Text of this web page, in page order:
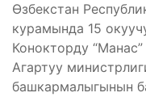
Өзбекстан
курамында 15
Конокторду
Агартуу
башкармалыгынын